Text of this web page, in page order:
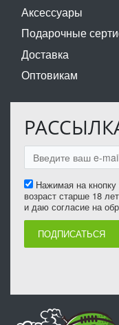
Аксессуары
Подарочные
Доставка
Оптовикам
Нажимая на
возраст старше 18
и даю согласие на
ПОДПИСАТЬСЯ